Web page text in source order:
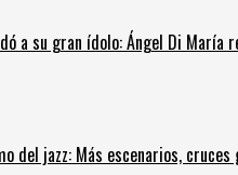
a su gran ídolo: Ángel Di María
del jazz: Más escenarios,